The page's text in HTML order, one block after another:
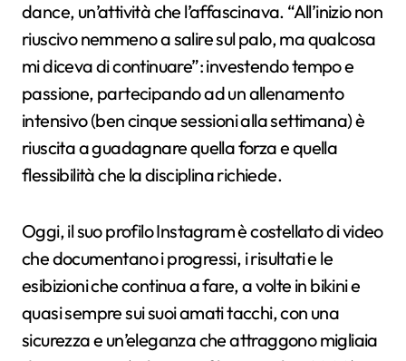
dance, un’attività che l’affascinava. “All’inizio non
riuscivo nemmeno a salire sul palo, ma qualcosa
mi diceva di continuare”: investendo tempo e
passione, partecipando ad un allenamento
intensivo (ben cinque sessioni alla settimana) è
riuscita a guadagnare quella forza e quella
flessibilità che la disciplina richiede.
Oggi, il suo profilo Instagram è costellato di video
che documentano i progressi, i risultati e le
esibizioni che continua a fare, a volte in bikini e
quasi sempre sui suoi amati tacchi, con una
sicurezza e un’eleganza che attraggono migliaia